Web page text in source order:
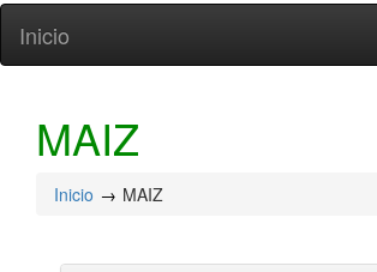
Inicio
MAIZ
Inicio MAIZ